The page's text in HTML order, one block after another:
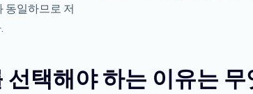
동일하므로 저
택해야 하는 이유는